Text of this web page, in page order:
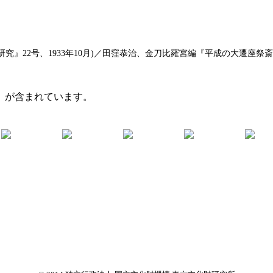
』22号、1933年10月)／田窪恭治、金刀比羅宮編『平成の大遷座祭
含まれています。